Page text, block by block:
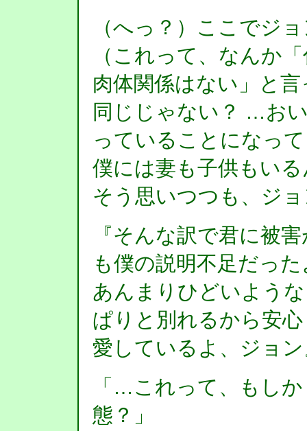
（へっ？）ここでジ
（これって、なんか
肉体関係はない」と
同じじゃない？ …お
っていることになっ
僕には妻も子供もい
そう思いつつも、ジ
『そんな訳で君に被
も僕の説明不足だっ
あんまりひどいよう
ぱりと別れるから安
愛しているよ、ジョ
「…これって、もし
態？」